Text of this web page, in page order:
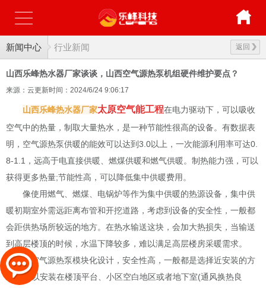
新闻中心 返回
行业新闻
山西乐峰热水器厂家谈谈，山西空气源热泵机组硬件维护要点？
来源：云更新时间：2024/6/24 9:06:17
山西乐峰热水器厂家太原空气能工程在电力驱动下，可以吸收
空气中的热量，制取大量热水，是一种节能性很高的设备。有数据表
明，空气源热泵供暖的能效可以达到3.0以上，一次能源利用率可达0.
8-1.1，远高于电直接供暖、燃煤供暖和燃气供暖。制热能力强，可以
获得更多热量;节能性高，可以降低集中供暖费用。
像使用燃气、燃煤、电锅炉等作为集中供暖的热源设备，集中供
暖初期室外需远距离布管和开挖道路，考虑到设备的安全性，一般都
会距供热场所较远的地方。在热水输送这块，会加大热损失，当输送
到高层楼顶的时候，水温下降较多，难以满足高层楼房采暖需求。
而空气源热泵模块化设计，安全性高，一般都是选择近安装的方
式---可以安装在楼顶平台、小区空白地区或者地下室(通风换热良